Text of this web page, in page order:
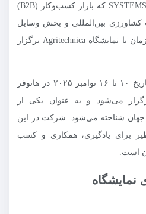
نمایشگاه SYSTEMS & COMPONENTS که بازار کسب‌وکار (B2B)
کشاورزی بین‌المللی و بخش وسایل
نقلیه خارج از جاده است، هم‌زمان با نمایشگاه Agritechnica برگزار
رویداد Agritechnica 2025 از تاریخ ۱۰ تا ۱۶ نوامبر ۲۰۲۵ در هانوفر
می‌شود و به عنوان یکی از
جهان شناخته می‌شود. شرکت در این
برای یادگیری، همکاری و کسب
است.
نمایشگاه